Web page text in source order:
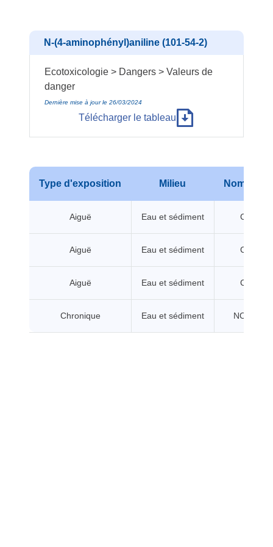
N-(4-aminophényl)aniline (101-54-2)
Ecotoxicologie > Dangers > Valeurs de
danger
Dernière mise à jour le 26/03/2024
Télécharger le tableau
Type d'exposition Milieu Nom de
Aiguë Eau et sédiment CL/
Aiguë Eau et sédiment CL/
Aiguë Eau et sédiment CL/
Chronique Eau et sédiment NOEC/